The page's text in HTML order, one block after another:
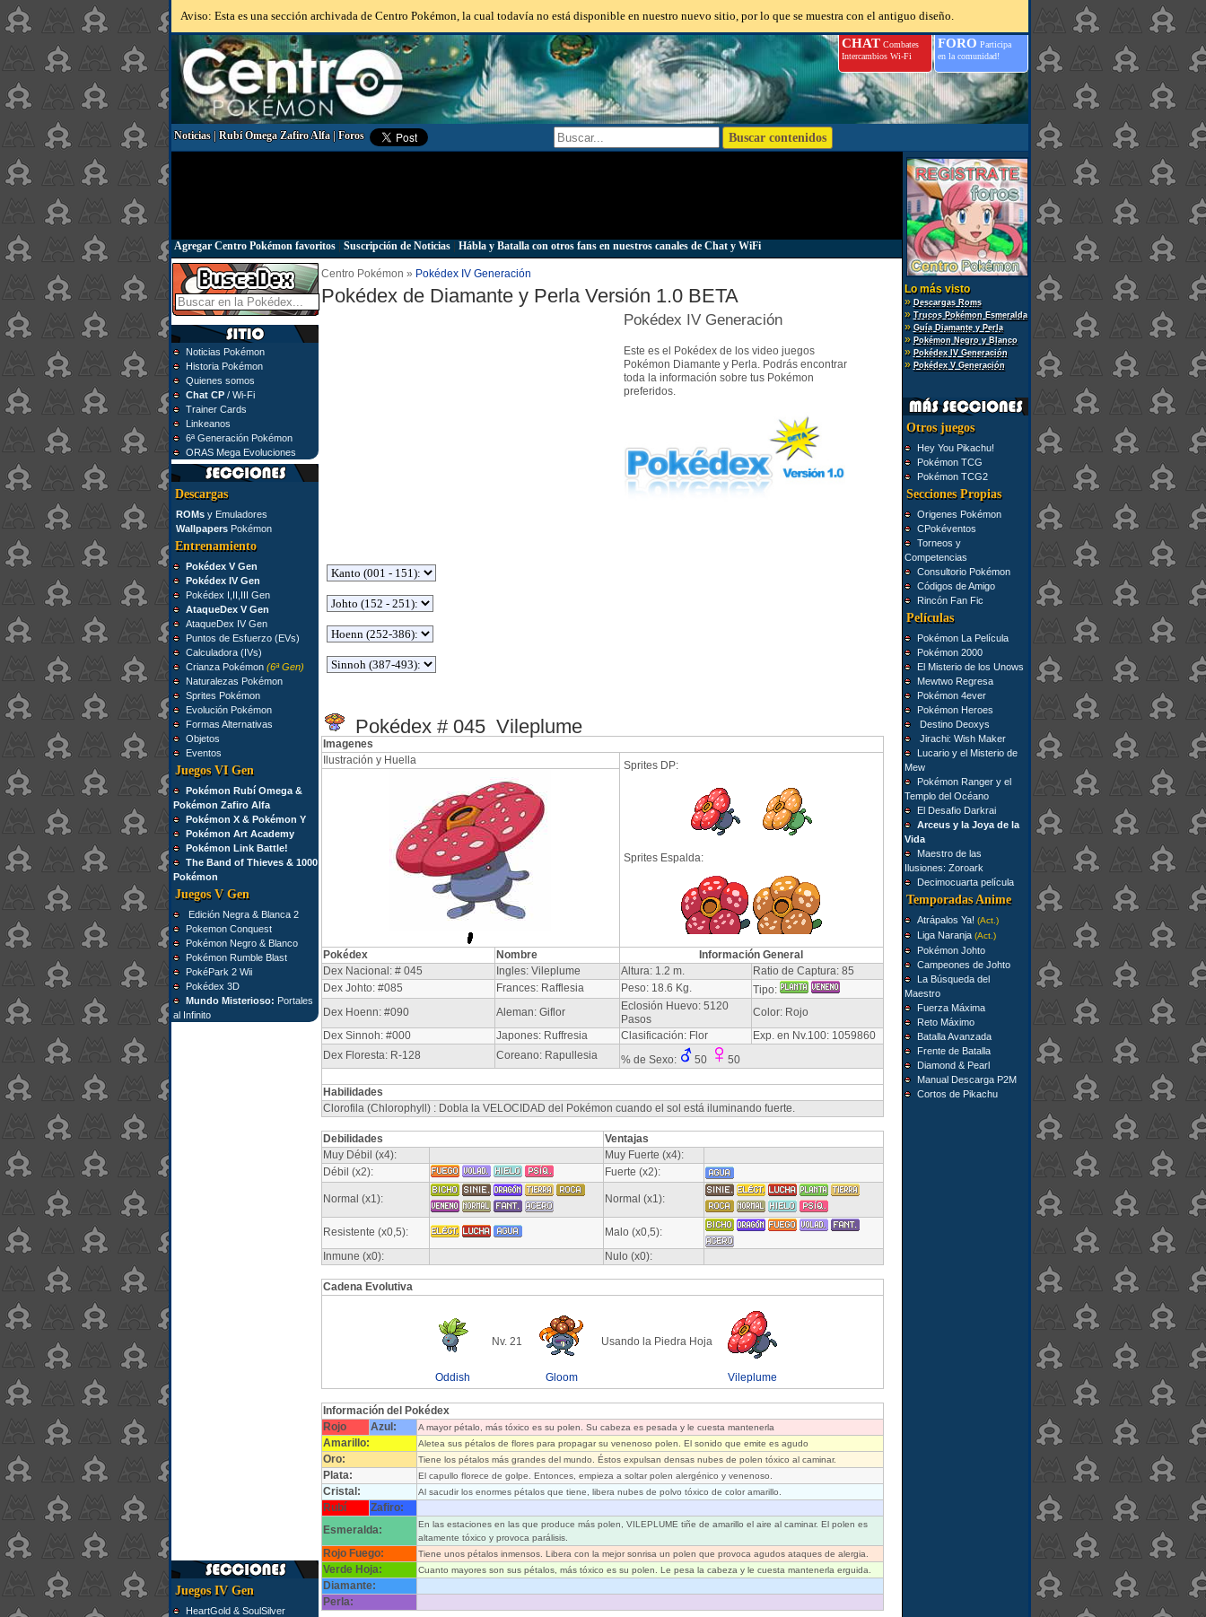
Aviso: Esta es una sección archivada de Centro Pokémon, la cual todavía no está disponible en nuestro nuevo sitio, por lo que se muestra con el antiguo diseño.
FORO Participa
en la comunidad!
CHATCombates
Intercambios Wi-Fi
Noticias|Rubí Omega Zafiro Alfa|Foros
Agregar Centro Pokémon favoritos| Suscripción de Noticias| Hábla y Batalla con otros fans en nuestros canales de Chat y WiFi
Lo más visto
» Descargas Roms
» Trucos Pokémon Esmeralda
» Guía Diamante y Perla
» Pokémon Negro y Blanco
» Pokédex IV Generación
» Pokédex V Generación
Otros juegos
Hey You Pikachu!
Pokémon TCG
Pokémon TCG2
Secciones Propias
Origenes Pokémon
CPokéventos
Torneos y
Competencias
Consultorio Pokémon
Códigos de Amigo
Rincón Fan Fic
Películas
Pokémon La Película
Pokémon 2000
El Misterio de los Unows
Mewtwo Regresa
Pokémon 4ever
Pokémon Heroes
Destino Deoxys
Jirachi: Wish Maker
Lucario y el Misterio de
Mew
Pokémon Ranger y el
Templo del Océano
El Desafio Darkrai
Arceus y la Joya de la
Vida
Maestro de las
Ilusiones: Zoroark
Decimocuarta película
Temporadas Anime
Atrápalos Ya! (Act.)
Liga Naranja (Act.)
Pokémon Johto
Campeones de Johto
La Búsqueda del
Maestro
Fuerza Máxima
Reto Máximo
Batalla Avanzada
Frente de Batalla
Diamond & Pearl
Manual Descarga P2M
Cortos de Pikachu
Noticias Pokémon
Historia Pokémon
Quienes somos
Chat CP/ Wi-Fi
Trainer Cards
Linkeanos
6ª Generación Pokémon
ORAS Mega Evoluciones
Descargas
ROMsy Emuladores
WallpapersPokémon
Entrenamiento
Pokédex V Gen
Pokédex IV Gen
Pokédex I,II,III Gen
AtaqueDex V Gen
AtaqueDex IV Gen
Puntos de Esfuerzo (EVs)
Calculadora (IVs)
Crianza Pokémon (6ª Gen)
Naturalezas Pokémon
Sprites Pokémon
Evolución Pokémon
Formas Alternativas
Objetos
Eventos
Juegos VI Gen
Pokémon Rubí Omega &
Pokémon Zafiro Alfa
Pokémon X & Pokémon Y
Pokémon Art Academy
Pokémon Link Battle!
The Band of Thieves & 1000
Pokémon
Juegos V Gen
Edición Negra & Blanca 2
Pokemon Conquest
Pokémon Negro & Blanco
Pokémon Rumble Blast
PokéPark 2 Wii
Pokédex 3D
Mundo Misterioso: Portales
al Infinito
Juegos IV Gen
HeartGold & SoulSilver
Centro Pokémon » Pokédex IV Generación
Pokédex de Diamante y Perla Versión 1.0 BETA
Pokédex IV Generación
Este es el Pokédex de los video juegos
Pokémon Diamante y Perla. Podrás encontrar
toda la información sobre tus Pokémon
preferidos.
Pokédex # 045 Vileplume
Imagenes
Ilustración y Huella
Sprites DP:
Sprites Espalda:
Pokédex Nombre
Información General
Dex Nacional: # 045
Ingles: Vileplume Altura: 1.2 m.
Ratio de Captura: 85
Dex Johto: #085
Frances: Rafflesia Peso: 18.6 Kg.
Tipo:
Dex Hoenn: #090
Aleman: Giflor
Eclosión Huevo: 5120
Pasos
Color: Rojo
Dex Sinnoh: #000
Japones: Ruffresia Clasificación: Flor
Exp. en Nv.100: 1059860
Dex Floresta: R-128
Coreano: Rapullesia % de Sexo: 50 50
Habilidades
Clorofila (Chlorophyll) : Dobla la VELOCIDAD del Pokémon cuando el sol está iluminando fuerte.
Debilidades
Ventajas
Muy Débil (x4):
Muy Fuerte (x4):
Débil (x2):
Fuerte (x2):
Normal (x1): Normal (x1):
Resistente (x0,5):
Malo (x0,5):
Inmune (x0):
Nulo (x0):
Cadena Evolutiva
Oddish
Nv. 21
Gloom
Usando la Piedra Hoja
Vileplume
Información del Pokédex
Rojo
Azul: A mayor pétalo, más tóxico es su polen. Su cabeza es pesada y le cuesta mantenerla
Amarillo: Aletea sus pétalos de flores para propagar su venenoso polen. El sonido que emite es agudo
Oro: Tiene los pétalos más grandes del mundo. Éstos expulsan densas nubes de polen tóxico al caminar.
Plata: El capullo florece de golpe. Entonces, empieza a soltar polen alergénico y venenoso.
Cristal: Al sacudir los enormes pétalos que tiene, libera nubes de polvo tóxico de color amarillo.
Rubí
Zafiro:
Esmeralda:
En las estaciones en las que produce más polen, VILEPLUME tiñe de amarillo el aire al caminar. El polen es
altamente tóxico y provoca parálisis.
Rojo Fuego: Tiene unos pétalos inmensos. Libera con la mejor sonrisa un polen que provoca agudos ataques de alergia.
Verde Hoja: Cuanto mayores son sus pétalos, más tóxico es su polen. Le pesa la cabeza y le cuesta mantenerla erguida.
Diamante:
Perla: